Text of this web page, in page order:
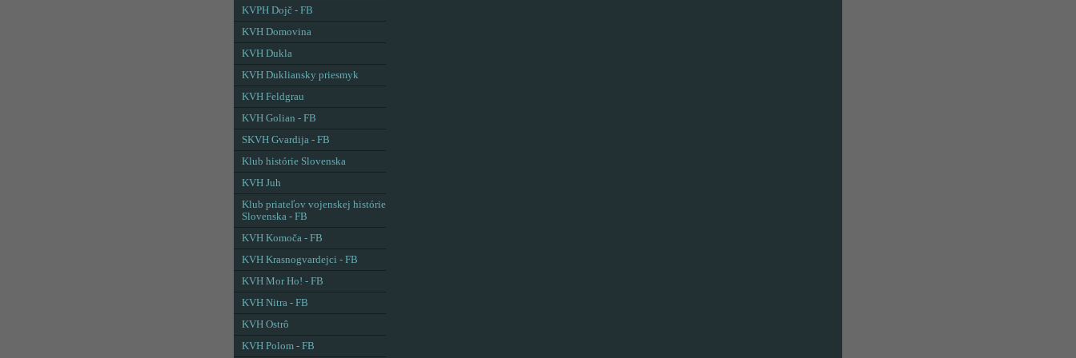
KVPH Dojč - FB
KVH Domovina
KVH Dukla
KVH Dukliansky priesmyk
KVH Feldgrau
KVH Golian - FB
SKVH Gvardija - FB
Klub histórie Slovenska
KVH Juh
Klub priateľov vojenskej histórie
Slovenska - FB
KVH Komoča - FB
KVH Krasnogvardejci - FB
KVH Mor Ho! - FB
KVH Nitra - FB
KVH Ostrô
KVH Polom - FB